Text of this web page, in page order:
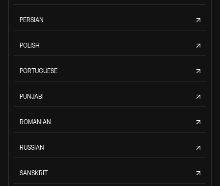
PERSIAN
POLISH
PORTUGUESE
PUNJABI
ROMANIAN
RUSSIAN
SANSKRIT